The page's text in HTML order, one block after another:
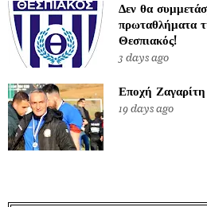
Δεν θα
πρωταθλήματα
Θεσπιακός!
3 days ago
Εποχή
19 days ago